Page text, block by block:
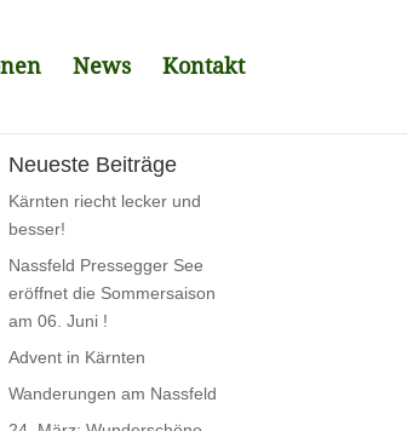
News Kontakt
Neueste Beiträge
Kärnten riecht lecker und
besser!
Nassfeld Pressegger See
eröffnet die Sommersaison
am 06. Juni !
Advent in Kärnten
Wanderungen am Nassfeld